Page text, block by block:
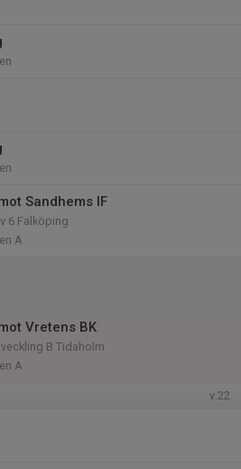
Sandhems IF
6 Falköping
A
Vretens BK
B Tidaholm
A
v.22